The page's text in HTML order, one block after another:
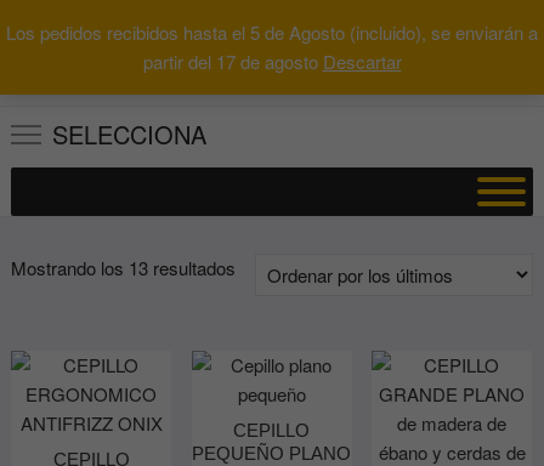
Los pedidos recibidos hasta el 5 de Agosto (incluido), se enviarán a
partir del 17 de agosto Descartar
al
Buscar
0 Total
SELECCIONA
Mostrando los 13 resultadosOrdenado
últimos
CEPILLO
CEPILLO
PEQUEÑO PLANO